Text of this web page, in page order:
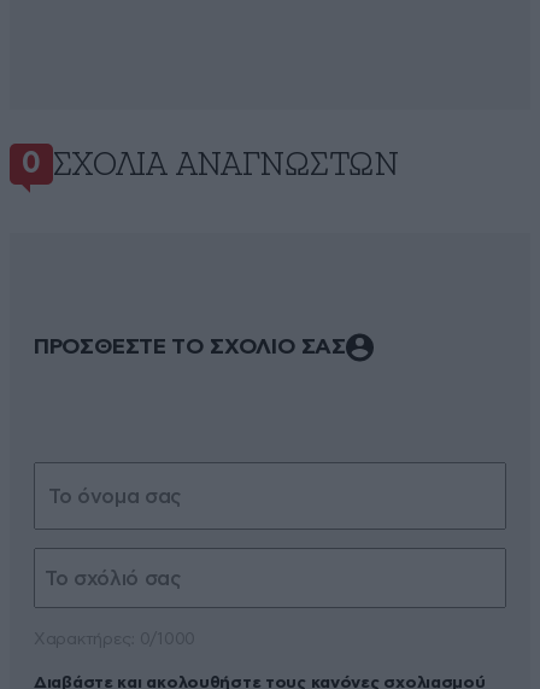
0 ΣΧΌΛΙΑ ΑΝΑΓΝΩΣΤΏΝ
ΠΡΟΣΘΕΣΤΕ ΤΟ ΣΧΟΛΙΟ ΣΑΣ
Διαβάστε και ακολουθήστε τους κανόνες σχολιασμού